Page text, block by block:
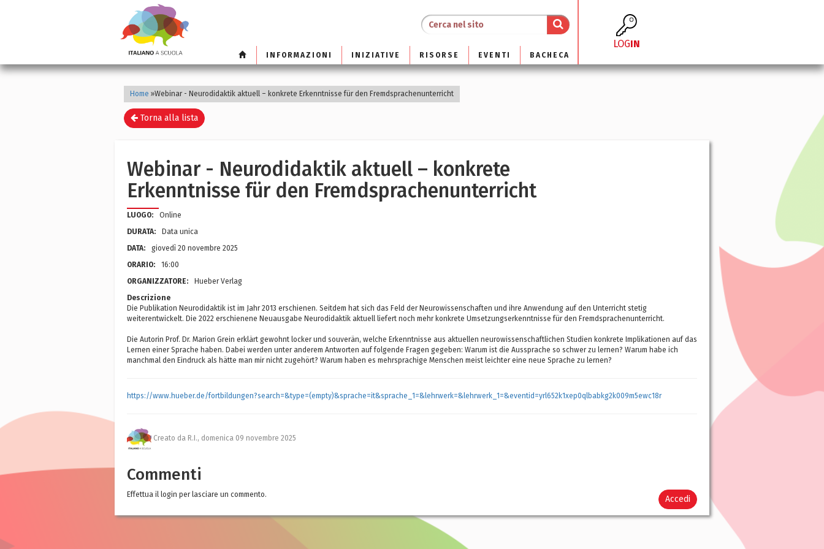
INFORMAZIONI INIZIATIVE RISORSE EVENTI BACHECA
LOGIN
Home »Webinar - Neurodidaktik aktuell – konkrete Erkenntnisse für den Fremdsprachenunterricht
Torna alla lista
Webinar - Neurodidaktik aktuell – konkrete
Erkenntnisse für den Fremdsprachenunterricht
LUOGO:
Online
DURATA:
Data unica
DATA:
giovedì 20 novembre 2025
ORARIO:
16:00
ORGANIZZATORE:
Hueber Verlag
Descrizione
Die Publikation Neurodidaktik ist im Jahr 2013 erschienen. Seitdem hat sich das Feld der Neurowissenschaften und ihre Anwendung auf den Unterricht stetig
weiterentwickelt. Die 2022 erschienene Neuausgabe Neurodidaktik aktuell liefert noch mehr konkrete Umsetzungserkenntnisse für den Fremdsprachenunterricht.
Die Autorin Prof. Dr. Marion Grein erklärt gewohnt locker und souverän, welche Erkenntnisse aus aktuellen neurowissenschaftlichen Studien konkrete Implikationen auf das
Lernen einer Sprache haben. Dabei werden unter anderem Antworten auf folgende Fragen gegeben: Warum ist die Aussprache so schwer zu lernen? Warum habe ich
manchmal den Eindruck als hätte man mir nicht zugehört? Warum haben es mehrsprachige Menschen meist leichter eine neue Sprache zu lernen?
https://www.hueber.de/fortbildungen?search=&type=(empty)&sprache=it&sprache_1=&lehrwerk=&lehrwerk_1=&eventid=yrl652k1xep0qlbabkg2k009m5ewc18r
Creato da R.I., domenica 09 novembre 2025
Commenti
Effettua il login per lasciare un commento. Accedi